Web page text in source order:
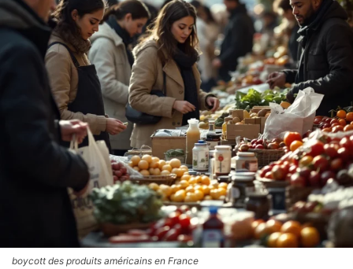
boycott des produits américains en France